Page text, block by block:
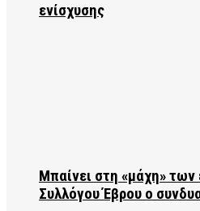
ενίσχυσης
Μπαίνει στη «μάχη» των
Συλλόγου Έβρου ο